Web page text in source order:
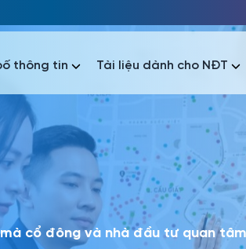
Phổ biến nhất
Báo cáo tài chính Thông tin giao dịch
thông tin Tài liệu dành cho NĐT
Phổ biến nhất
Thông tin giao dịch
cổ đông và nhà đầu tư quan tâm